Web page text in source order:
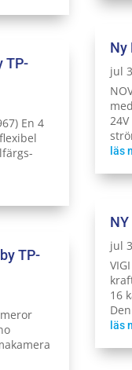
TP-
En 4
TP-
Ny
jul
läs
jul
16
läs